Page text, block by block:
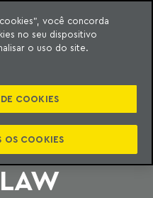
você concorda
no seu dispositivo
o uso do site.
COOKIES
OS COOKIES